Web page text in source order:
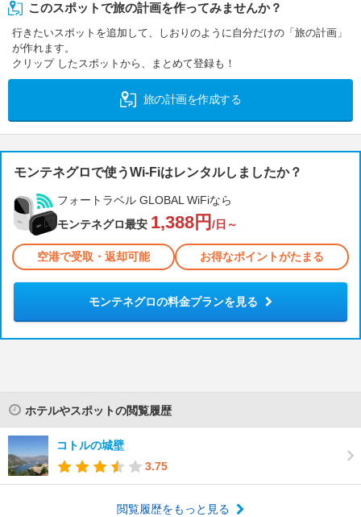
このスポットで旅の計画を作ってみませんか？
行きたいスポットを追加して、しおりのように自分だけの「旅の計画」
が作れます。
クリップ したスポットから、まとめて登録も！
旅の計画を作成する
モンテネグロで使うWi-Fiはレンタルしましたか？
フォートラベル GLOBAL WiFiなら
モンテネグロ最安 1,388円 /日～
空港で受取・返却可能 お得なポイントがたまる
モンテネグロの料金プランを見る
ホテルやスポットの閲覧履歴
コトルの城壁
3.75
閲覧履歴をもっと見る